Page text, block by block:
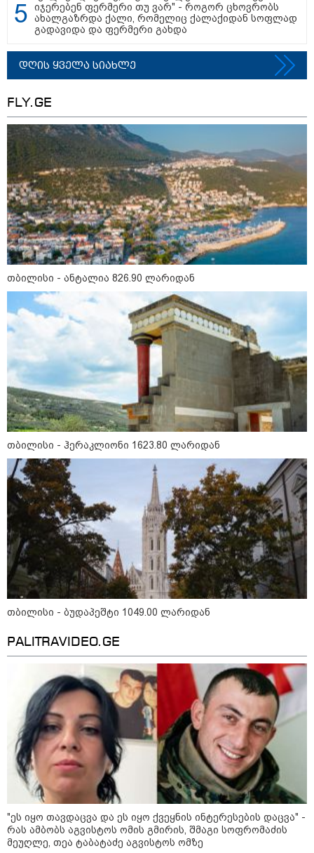
11:36 / 08-08-2026
წელიწადნახევარში საქართველოში 164
ადამიანი დაიკარგა - 57 პირს ამ დრომდე
ეძებენ
17:32 / 09-08-2026
კიდევ ერთ დაკარგულს ოჯახი
10 წელია ეძებს - რას ამბობს 26
წლის ახალაგაზრდის დედა?
17:12 / 09-08-2026
უნცია ოქრო დღიურად 101
დოლარით გაძვირდა - რა ღირს
გრამი საქართველოში?
16:49 / 09-08-2026
ქუთაისში, ბრალდებული
დაზარალებულის ბინაში შეიჭრა
და შეეცადა ოქროს
სამკაულების დაუფლებას -
დეტალებს პროკურატურა
ასაჯაროებს
16:06 / 09-08-2026
"ტრაგედიამდე ალექსანდრე
გაბაშვილი ChatGPT-ის აწვდის
თავისი ელექტროშოკის
ინფორმაციებს და ეუბნება:
გათიშავს თუ არა პიროვნებას,
თან ეუბნება, დაივიწყე, რაც
გითხარი" - გიგა ავალიანის
დედა
კატეგორიის ყველა სიახლე
მკითხველის რჩევით
17:32 / 09-08-2026
კიდევ ერთ დაკარგულს
ოჯახი 10 წელია ეძებს -
რას ამბობს 26 წლის
ახალაგაზრდის დედა?
17:12 / 09-08-2026
უნცია ოქრო დღიურად
101 დოლარით
გაძვირდა - რა ღირს
გრამი საქართველოში?
16:49 / 09-
ქუთაისში,
ბინაში
შეეცადა
იჯერებენ ფერმერი თუ ვარ" - როგორ ცხოვრობს
ახალგაზრდა ქალი, რომელიც ქალაქიდან სოფლად
გადავიდა და ფერმერი გახდა
დღის ყველა სიახლე
FLY.GE
თბილისი - ანტალია 826.90 ლარიდან
თბილისი - ჰერაკლიონი 1623.80 ლარიდან
თბილისი - ბუდაპეშტი 1049.00 ლარიდან
PALITRAVIDEO.GE
"ეს იყო თავდაცვა და ეს იყო ქვეყნის ინტერესების დაცვა" -
რას ამბობს აგვისტოს ომის გმირის, შმაგი სოფრომაძის
მეუღლე, თეა ტაბატაძე აგვისტოს ომზე